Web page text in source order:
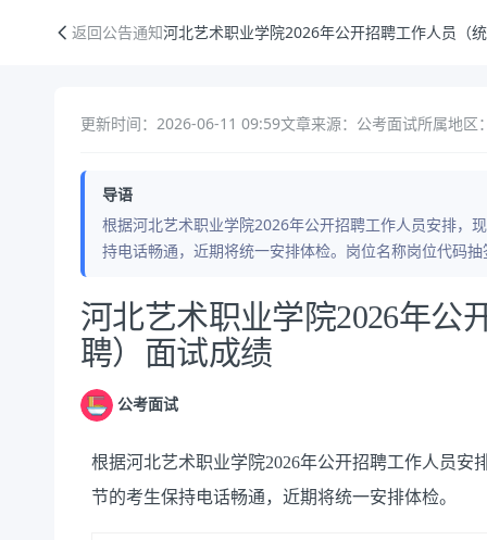
返回公告通知河北艺术职业学院2026年公开招聘工作人员（
更新时间：2026-06-11 09:59文章来源：公考面试所属地区
导语
根据河北艺术职业学院2026年公开招聘工作人员安排，
持电话畅通，近期将统一安排体检。岗位名称岗位代码
公告正文
河北艺术职业学院2026年公
聘）面试成绩
公考面试
根据河北艺术职业学院2026年公开招聘工作人员
节的考生保持电话畅通，近期将统一安排体检。